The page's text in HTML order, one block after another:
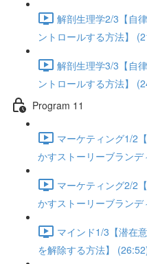
解剖生理学2/3【自
ントロールする方法】
解剖生理学3/3【自
ントロールする方法】
Program 11
マーケティング1/2
かすストーリーブラン
マーケティング2/2
かすストーリーブラン
マインド1/3【潜在
を解除する方法】